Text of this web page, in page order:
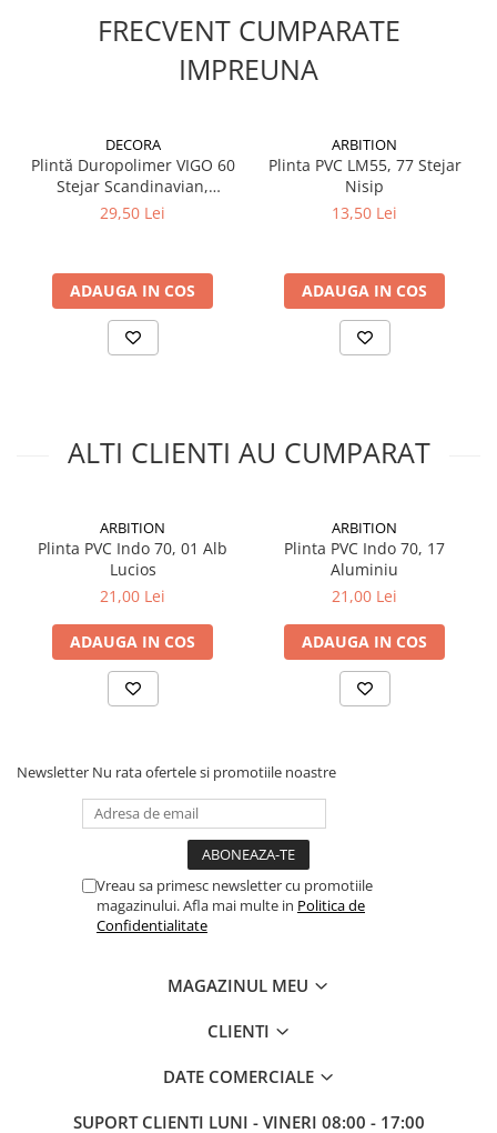
Accesorii tencuieli
Spuma
Accesorii parchet
Profile trecere
Benzi adezive
Tencuieli decorative si vopsele
Unelte si accesorii pentru zidarie si
zugravit
Sindrila bituminoasa si accesorii
Placi ondulate si accesorii
Folii acoperis
Electrice
Prelungitoare si derulatoare
Intrerupatoare
Cablu si tubulatura
Corpuri si surse de iluminat
FRECVENT CUMPARATE
IMPREUNA
DECORA
Plintă Duropolimer VIGO 60
Stejar Scandinavian,
Flexibilă, 100% Rezistentă la
29,50 Lei
ADAUGA IN COS
ARBITION
Plinta PVC LM55, 77 Stejar
Nisip
13,50 Lei
ADAUGA IN COS
ALTI CLIENTI AU CUMPARAT
ARBITION
Plinta PVC Indo 70, 01 Alb
Lucios
21,00 Lei
ADAUGA IN COS
ARBITION
Plinta PVC Indo 70, 17
Aluminiu
21,00 Lei
ADAUGA IN COS
Newsletter Nu rata ofertele si promotiile noastre
Vreau sa primesc newsletter cu promotiile
magazinului. Afla mai multe in Politica de
Confidentialitate
MAGAZINUL MEU
CLIENTI
DATE COMERCIALE
SUPORT CLIENTI LUNI - VINERI 08:00 - 17:00